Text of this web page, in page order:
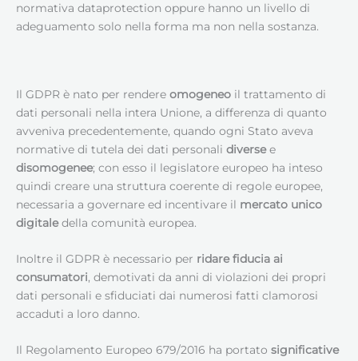
normativa dataprotection oppure hanno un livello di
adeguamento solo nella forma ma non nella sostanza.
Il GDPR è nato per rendere omogeneo il trattamento di
dati personali nella intera Unione, a differenza di quanto
avveniva precedentemente, quando ogni Stato aveva
normative di tutela dei dati personali diversee
disomogenee; con esso il legislatore europeo ha inteso
quindi creare una struttura coerente di regole europee,
necessaria a governare ed incentivare il mercato unico
digitaledella comunità europea.
Inoltre il GDPR è necessario per ridare fiducia ai
consumatori, demotivati da anni di violazioni dei propri
dati personali e sfiduciati dai numerosi fatti clamorosi
accaduti a loro danno.
Il Regolamento Europeo 679/2016 ha portato significative